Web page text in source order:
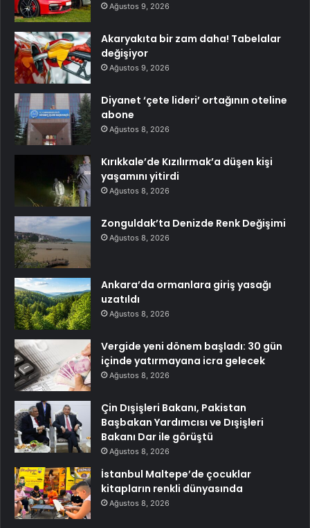
Ağustos 9, 2026
Akaryakıta bir zam daha! Tabelalar
değişiyor
Ağustos 9, 2026
Diyanet ‘çete lideri’ ortağının oteline
abone
Ağustos 8, 2026
Kırıkkale’de Kızılırmak’a düşen kişi
yaşamını yitirdi
Ağustos 8, 2026
Zonguldak’ta Denizde Renk Değişimi
Ağustos 8, 2026
Ankara’da ormanlara giriş yasağı
uzatıldı
Ağustos 8, 2026
Vergide yeni dönem başladı: 30 gün
içinde yatırmayana icra gelecek
Ağustos 8, 2026
Çin Dışişleri Bakanı, Pakistan
Başbakan Yardımcısı ve Dışişleri
Bakanı Dar ile görüştü
Ağustos 8, 2026
İstanbul Maltepe’de çocuklar
kitapların renkli dünyasında
Ağustos 8, 2026